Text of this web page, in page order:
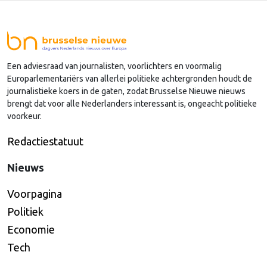
Een adviesraad van journalisten, voorlichters en voormalig
Europarlementariërs van allerlei politieke achtergronden houdt de
journalistieke koers in de gaten, zodat Brusselse Nieuwe nieuws
brengt dat voor alle Nederlanders interessant is, ongeacht politieke
voorkeur.
Redactiestatuut
Nieuws
Voorpagina
Politiek
Economie
Tech